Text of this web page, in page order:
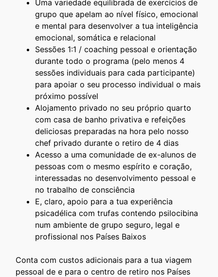
Uma variedade equilibrada de exercícios de
grupo que apelam ao nível físico, emocional
e mental para desenvolver a tua inteligência
emocional, somática e relacional
Sessões 1:1 / coaching pessoal e orientação
durante todo o programa (pelo menos 4
sessões individuais para cada participante)
para apoiar o seu processo individual o mais
próximo possível
Alojamento privado no seu próprio quarto
com casa de banho privativa e refeições
deliciosas preparadas na hora pelo nosso
chef privado durante o retiro de 4 dias
Acesso a uma comunidade de ex-alunos de
pessoas com o mesmo espírito e coração,
interessadas no desenvolvimento pessoal e
no trabalho de consciência
E, claro, apoio para a tua experiência
psicadélica com trufas contendo psilocibina
num ambiente de grupo seguro, legal e
profissional nos Países Baixos
Conta com custos adicionais para a tua viagem
pessoal de e para o centro de retiro nos Países